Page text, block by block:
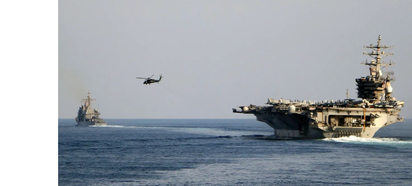
En Animales Principal
El cambio climático está
cambiando el mapa de las
mariposas y algunas especies
Principal
David Monreal vincula campo,
seguridad y paz para Zacatecas
agosto 5, 2026 0 610 palabras
agua
campo zacatecano
Claudia Sheinbaum
David Monreal
desarrollo rural
extorsión